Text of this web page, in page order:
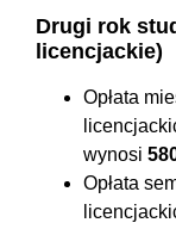
Drugi rok
licencjackie)
Opłata
wynosi
Opłata